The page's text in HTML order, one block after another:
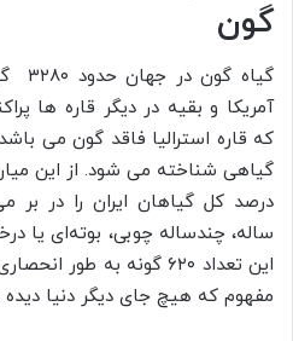
گون
آمریکا و بقیه در دیگر قاره ها
که قاره استرالیا فاقد گون می
درصد کل گیاهان ایران را در
ساله، چندساله چوبی، بوته‌ای یا
این تعداد ۶۲۰ گونه به
مفهوم که هیچ جای دیگر دنیا